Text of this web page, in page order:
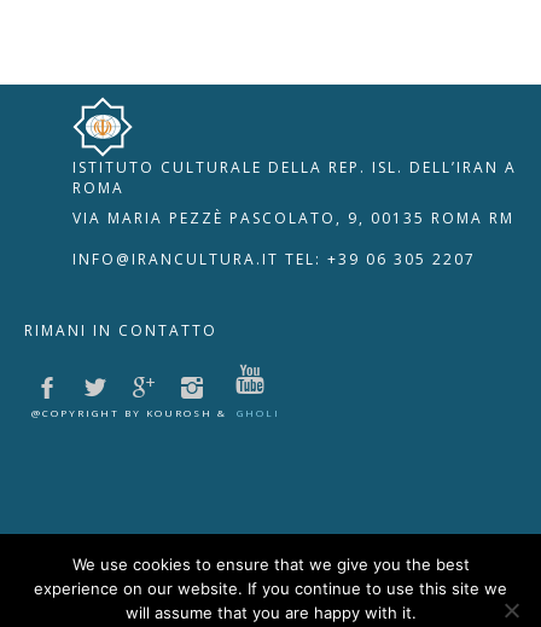
ISTITUTO CULTURALE DELLA REP. ISL. DELL’IRAN A
ROMA
VIA MARIA PEZZÈ PASCOLATO, 9, 00135 ROMA RM
INFO@IRANCULTURA.IT TEL: +39 06 305 2207
RIMANI IN CONTATTO
@COPYRIGHT BY KOUROSH & GHOLI
We use cookies to ensure that we give you the best
experience on our website. If you continue to use this site we
will assume that you are happy with it.
RIPRISTINA 🇮🇹 🇬🇧
Disattiva Immagini
Evidenzia Link
Lettura Vocale
Leggi